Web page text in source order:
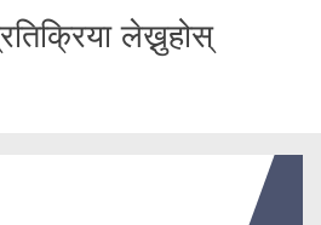
लेख्नुहोस्